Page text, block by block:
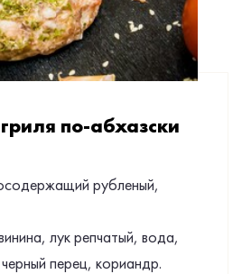
по-абхазски
рубленый,
лук репчатый, вода,
перец, кориандр.